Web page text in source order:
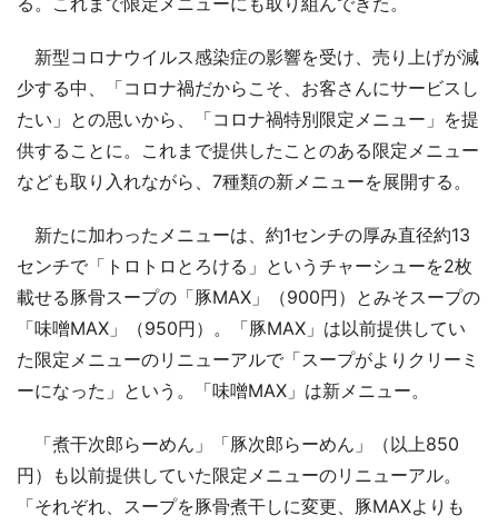
新型コロナウイルス感染症の影響を受け、売り上げが減
少する中、「コロナ禍だからこそ、お客さんにサービスし
たい」との思いから、「コロナ禍特別限定メニュー」を提
供することに。これまで提供したことのある限定メニュー
なども取り入れながら、7種類の新メニューを展開する。
新たに加わったメニューは、約1センチの厚み直径約13
センチで「トロトロとろける」というチャーシューを2枚
載せる豚骨スープの「豚MAX」（900円）とみそスープの
「味噌MAX」（950円）。「豚MAX」は以前提供してい
た限定メニューのリニューアルで「スープがよりクリーミ
ーになった」という。「味噌MAX」は新メニュー。
「煮干次郎らーめん」「豚次郎らーめん」（以上850
円）も以前提供していた限定メニューのリニューアル。
「それぞれ、スープを豚骨煮干しに変更、豚MAXよりも